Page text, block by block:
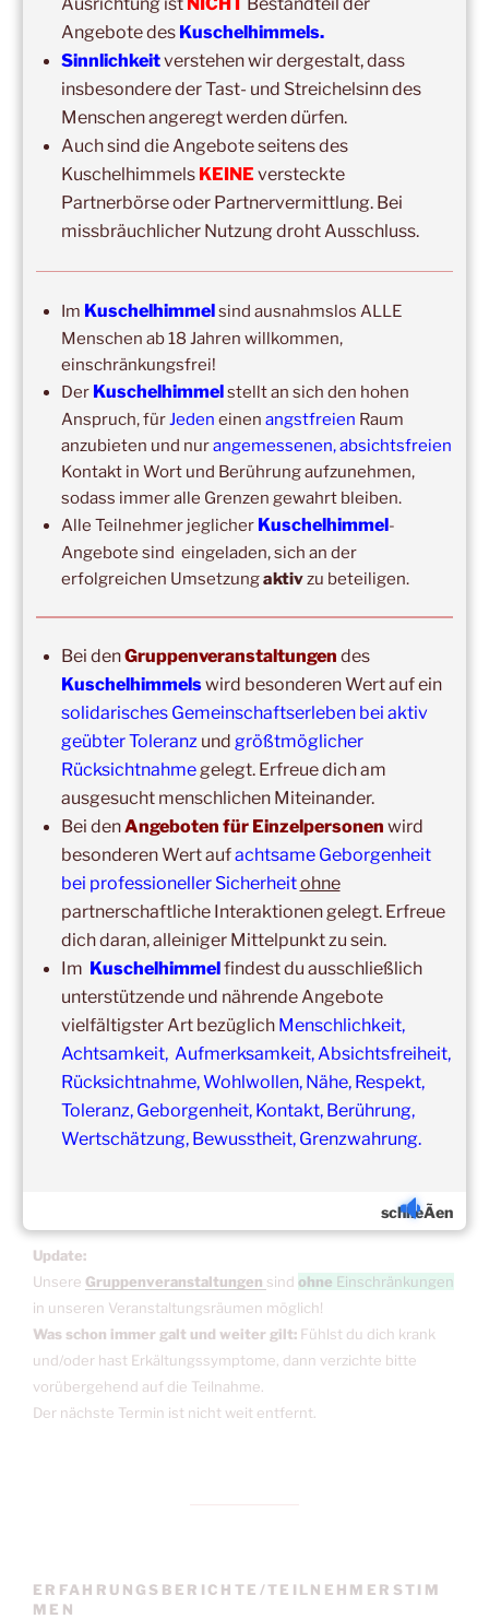
DIE NÄCHSTEN 8 VERANSTALTUNGEN:
14:00 –19:00 ,29. August 2026–Boppard
Kuschelhimmel 5h Kuscheln
15:00– 20:00,12. September 2026–
Erbach/Rheingau Kuschelhimmel 5h Kuscheln
Ganztags,13. September 2026–Jahresgruppe
Ausbildung Berührungs- und Kuscheltrainer*in
14:00 19:00 , 19. September 2026
Marburg
Kuschelhimmel 5h mit Klangschalenbegleitung
Wochenend-Event,26. September 2026–27.
14:00–20:00,3. Oktober 2026–Oberursel
Kuschelhimmel 6h
Wochenend-Event,17. Oktober 2026 –18. Oktober
2026–Wochenende für 2:1 Ausbildung
Copyright © 2017-2026
Kuschelhimmel
Alle Rechte vorbehalten.
Update:
Unsere Gruppenveranstaltungen sind ohne Einschränkungen
in unseren Veranstaltungsräumen möglich!
Was schon immer galt und weiter gilt: Fühlst du dich krank
und/oder hast Erkältungssymptome, dann verzichte bitte
vorübergehend auf die Teilnahme.
Der nächste Termin ist nicht weit entfernt.
ERFAHRUNGSBERICHTE/TEILNEHMERSTIM
MEN
schlieÃen
Angebote des Kuschelhimmels.
Sinnlichkeitverstehen wir dergestalt, dass
insbesondere der Tast- und Streichelsinn des
Menschen angeregt werden dürfen.
Auch sind die Angebote seitens des
Kuschelhimmels KEINE versteckte
Partnerbörse oder Partnervermittlung. Bei
missbräuchlicher Nutzung droht Ausschluss.
Im Kuschelhimmelsind ausnahmslos ALLE
Menschen ab 18 Jahren willkommen,
einschränkungsfrei!
Der Kuschelhimmelstellt an sich den hohen
Anspruch, für Jeden einen angstfreien Raum
anzubieten und nurangemessenen, absichtsfreien
Kontakt in Wort und Berührung aufzunehmen,
sodass immer alle Grenzen gewahrt bleiben.
Alle Teilnehmer jeglicher Kuschelhimmel-
Angebote sind eingeladen, sich an der
erfolgreichen Umsetzungaktivzu beteiligen.
Bei denGruppenveranstaltungen des
Kuschelhimmelswird besonderen Wert auf ein
solidarisches Gemeinschaftserleben bei aktiv
geübter Toleranzund größtmöglicher
Rücksichtnahmegelegt. Erfreue dich am
ausgesucht menschlichen Miteinander.
Bei denAngeboten für Einzelpersonen wird
besonderen Wert aufachtsame Geborgenheit
bei professioneller Sicherheitohne
partnerschaftliche Interaktionen gelegt. Erfreue
dich daran, alleiniger Mittelpunkt zu sein.
Im Kuschelhimmelfindest du ausschließlich
unterstützende und nährende Angebote
vielfältigster Art bezüglich Menschlichkeit,
Achtsamkeit, Aufmerksamkeit, Absichtsfreiheit,
Rücksichtnahme, Wohlwollen, Nähe, Respekt,
Toleranz, Geborgenheit, Kontakt, Berührung,
Wertschätzung, Bewusstheit, Grenzwahrung.